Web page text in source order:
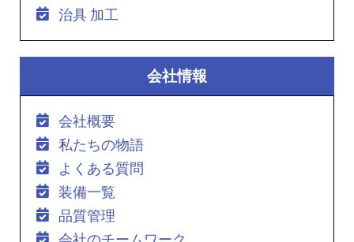
治具 加工
会社情報
会社概要
私たちの物語
よくある質問
装備一覧
品質管理